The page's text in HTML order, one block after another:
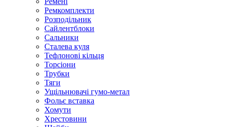
Ремкомплекти
Розподільник
Сайлентблоки
Сальники
Сталева куля
Тефлонові кільця
Торсіони
Трубки
Тяги
Ущільнювачі гумо-метал
Фольє вставка
Хомути
Хрестовини